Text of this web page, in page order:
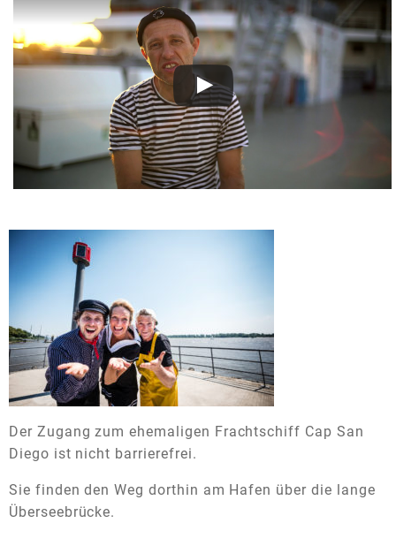
Dieses Video auf YouTube ansehen
Der Zugang zum ehemaligen Frachtschiff Cap San
Diego ist nicht barrierefrei.
Sie finden den Weg dorthin am Hafen über die lange
Überseebrücke.